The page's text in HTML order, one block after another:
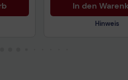
In den
Hinweis